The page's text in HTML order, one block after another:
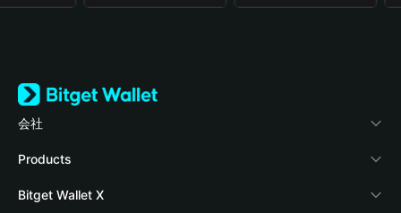
会社
Bitget Walletについて
ブログ
Products
Crypto Card
Bitget Wallet X